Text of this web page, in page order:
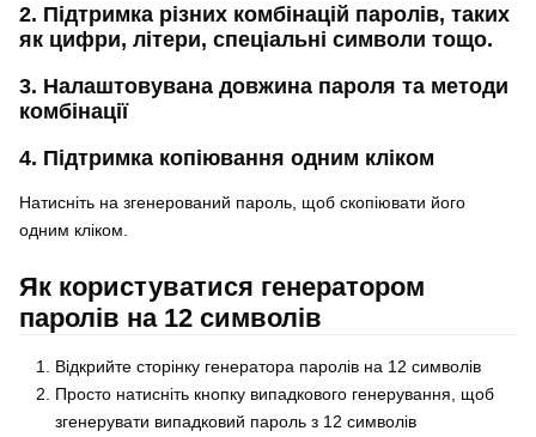
2. Підтримка різних комбінацій паролів, таких
як цифри, літери, спеціальні символи тощо.
3. Налаштовувана довжина пароля та методи
комбінації
4. Підтримка копіювання одним кліком
Натисніть на згенерований пароль, щоб скопіювати його
одним кліком.
Як користуватися генератором
паролів на 12 символів
Відкрийте сторінку генератора паролів на 12 символів
Просто натисніть кнопку випадкового генерування, щоб
згенерувати випадковий пароль з 12 символів